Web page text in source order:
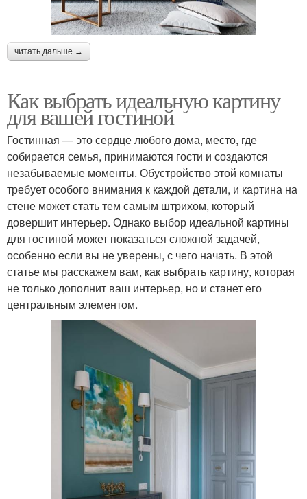
читать дальше →
Как выбрать идеальную картину
для вашей гостиной
Гостинная — это сердце любого дома, место, где
собирается семья, принимаются гости и создаются
незабываемые моменты. Обустройство этой комнаты
требует особого внимания к каждой детали, и картина на
стене может стать тем самым штрихом, который
довершит интерьер. Однако выбор идеальной картины
для гостиной может показаться сложной задачей,
особенно если вы не уверены, с чего начать. В этой
статье мы расскажем вам, как выбрать картину, которая
не только дополнит ваш интерьер, но и станет его
центральным элементом.